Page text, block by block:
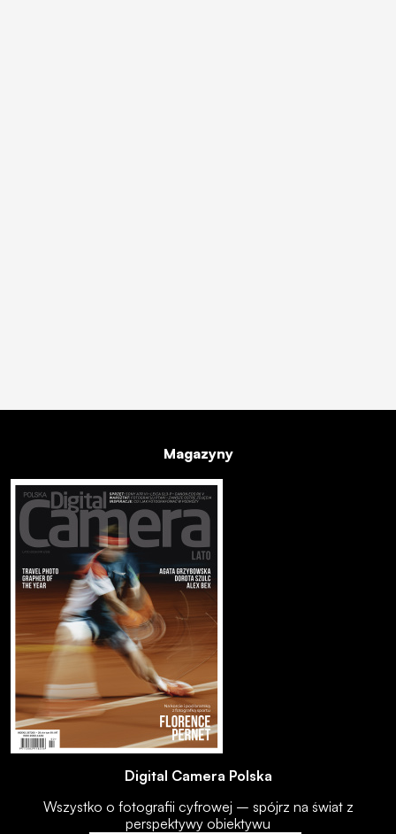
Magazyny
Digital Camera Polska
Wszystko o fotografii cyfrowej – spójrz na świat z
perspektywy obiektywu